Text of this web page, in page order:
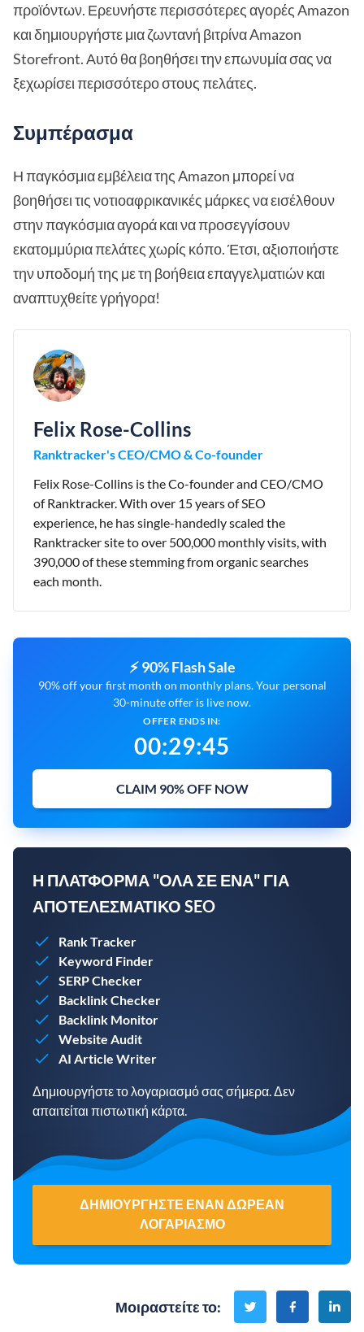
προϊόντων. Ερευνήστε περισσότερες αγορές Amazon
και δημιουργήστε μια ζωντανή βιτρίνα Amazon
Storefront. Αυτό θα βοηθήσει την επωνυμία σας να
ξεχωρίσει περισσότερο στους πελάτες.
Συμπέρασμα
Η παγκόσμια εμβέλεια της Amazon μπορεί να
βοηθήσει τις νοτιοαφρικανικές μάρκες να εισέλθουν
στην παγκόσμια αγορά και να προσεγγίσουν
εκατομμύρια πελάτες χωρίς κόπο. Έτσι, αξιοποιήστε
την υποδομή της με τη βοήθεια επαγγελματιών και
αναπτυχθείτε γρήγορα!
Felix Rose-Collins
Ranktracker's CEO/CMO & Co-founder
Felix Rose-Collins is the Co-founder and CEO/CMO
of Ranktracker. With over 15 years of SEO
experience, he has single-handedly scaled the
Ranktracker site to over 500,000 monthly visits, with
390,000 of these stemming from organic searches
each month.
⚡ 90% Flash Sale
90% off your first month on monthly plans. Your personal
30-minute offer is live now.
OFFER ENDS IN:
00:29:44
CLAIM 90% OFF NOW
Η ΠΛΑΤΦΌΡΜΑ "ΌΛΑ ΣΕ ΈΝΑ" ΓΙΑ
ΑΠΟΤΕΛΕΣΜΑΤΙΚΌ SEO
Rank Tracker
Keyword Finder
SERP Checker
Backlink Checker
Backlink Monitor
Website Audit
AI Article Writer
Δημιουργήστε το λογαριασμό σας σήμερα. Δεν
απαιτείται πιστωτική κάρτα.
ΔΗΜΙΟΥΡΓΉΣΤΕ ΈΝΑΝ ΔΩΡΕΆΝ
ΛΟΓΑΡΙΑΣΜΌ
Μοιραστείτε το: